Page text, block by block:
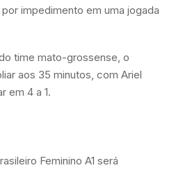
impedimento em uma jogada
time mato-grossense, o
aos 35 minutos, com Ariel
em 4 a 1.
Feminino A1 será